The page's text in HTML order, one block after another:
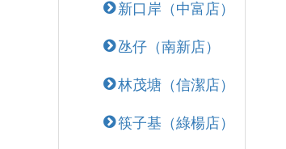
新口岸（中富店）
氹仔（南新店）
林茂塘（信潔店）
筷子基（綠楊店）